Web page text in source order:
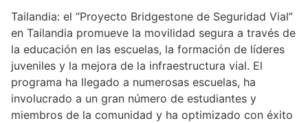
Tailandia: el “Proyecto Bridgestone de Seguridad Vial”
en Tailandia promueve la movilidad segura a través de
la educación en las escuelas, la formación de líderes
juveniles y la mejora de la infraestructura vial. El
programa ha llegado a numerosas escuelas, ha
involucrado a un gran número de estudiantes y
miembros de la comunidad y ha optimizado con éxito